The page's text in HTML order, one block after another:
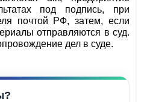
под подпись, при
почтой РФ, затем, если
отправляются в суд.
дел в суде.